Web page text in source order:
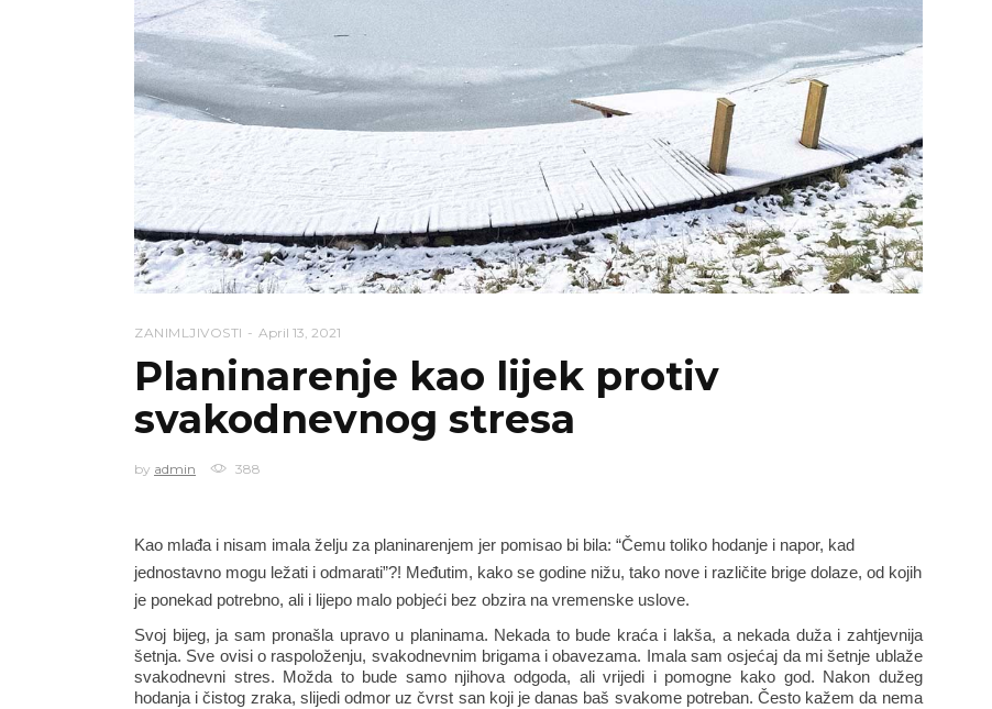
ZANIMLJIVOSTI April 13, 2021
Planinarenje kao lijek protiv
svakodnevnog stresa
by admin 388
Kao mlađa i nisam imala želju za planinarenjem jer pomisao bi bila: “Čemu toliko hodanje i napor, kad
jednostavno mogu ležati i odmarati”?! Međutim, kako se godine nižu, tako nove i različite brige dolaze, od kojih
je ponekad potrebno, ali i lijepo malo pobjeći bez obzira na vremenske uslove.
Svoj bijeg, ja sam pronašla upravo u planinama. Nekada to bude kraća i lakša, a nekada duža i zahtjevnija
šetnja. Sve ovisi o raspoloženju, svakodnevnim brigama i obavezama. Imala sam osjećaj da mi šetnje ublaže
svakodnevni stres. Možda to bude samo njihova odgoda, ali vrijedi i pomogne kako god. Nakon dužeg
hodanja i čistog zraka, slijedi odmor uz čvrst san koji je danas baš svakome potreban. Često kažem da nema